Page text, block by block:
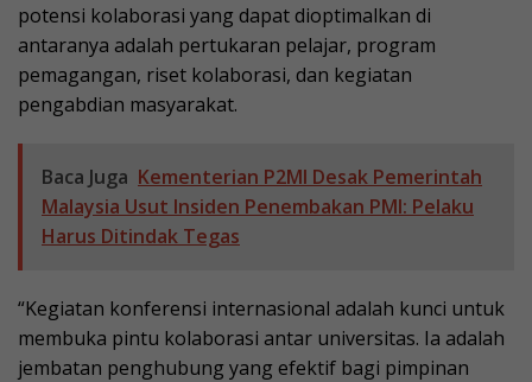
potensi kolaborasi yang dapat dioptimalkan di
antaranya adalah pertukaran pelajar, program
pemagangan, riset kolaborasi, dan kegiatan
pengabdian masyarakat.
Baca Juga Kementerian P2MI Desak Pemerintah
Malaysia Usut Insiden Penembakan PMI: Pelaku
Harus Ditindak Tegas
“Kegiatan konferensi internasional adalah kunci untuk
membuka pintu kolaborasi antar universitas. Ia adalah
jembatan penghubung yang efektif bagi pimpinan